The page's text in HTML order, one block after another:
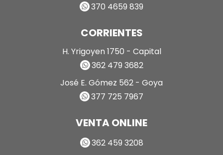
370 4659 839
CORRIENTES
H. Yrigoyen 1750 - Capital
362 479 3682
José E. Gómez 562 - Goya
377 725 7967
VENTA ONLINE
362 459 3208